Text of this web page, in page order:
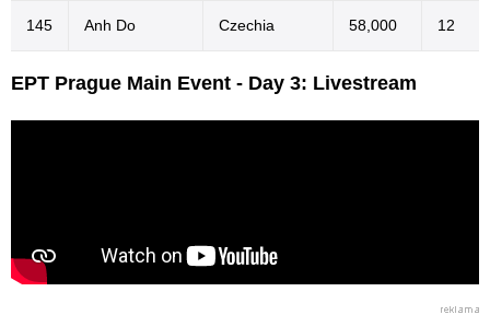
145 Anh Do Czechia 58,000 12
EPT Prague Main Event - Day 3: Livestream